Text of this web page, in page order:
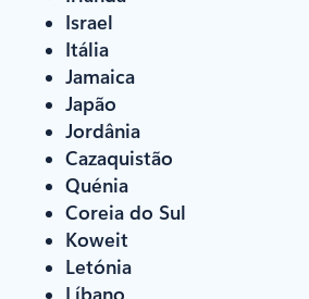
Israel
Itália
Jamaica
Japão
Jordânia
Cazaquistão
Quénia
Coreia do Sul
Koweit
Letónia
Líbano